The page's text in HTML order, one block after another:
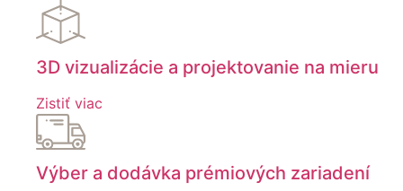
3D vizualizácie a projektovanie na mieru
Zistiť viac
Výber a dodávka prémiových zariadení